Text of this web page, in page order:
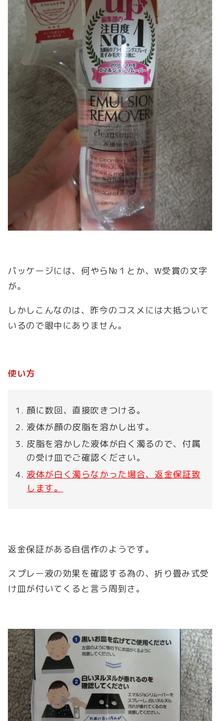
パッケージには、何やら№１とか、W受賞の文字
が。
しかしこんなのは、昨今のコスメには大抵ついて
いるので眼中にありません。
使い方
顔に数回、直接吹きつける。
液体が顔の皮脂を溶かし出す。
皮脂を溶かした液体が白く濁るので、付属
の受け皿でご確認ください。
液体が白く濁らなかった場合、返金保証致
します。
返金保証がある自信作のようです。
スプレー液の効果を確認する為の、折り畳み式受
け皿が付いてくると言う周到さ。